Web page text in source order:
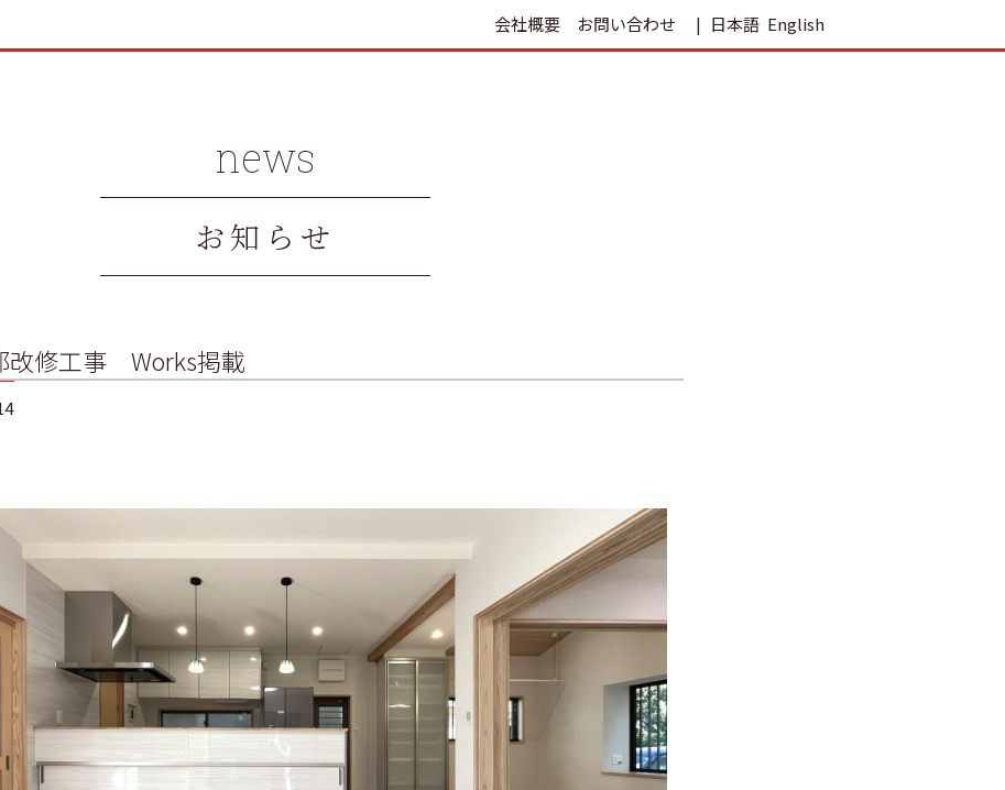
会社概要 お問い合わせ 日本語 English
news
お知らせ
修工事 Works掲載